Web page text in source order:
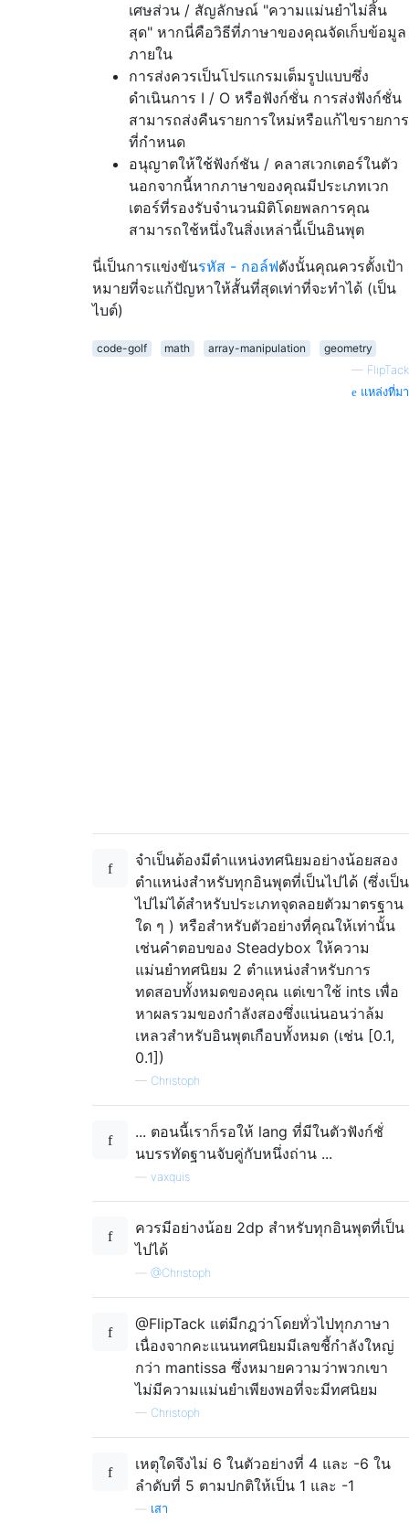
เศษส่วน / สัญลักษณ์ "ความแม่นยำไม่สิ้น
สุด" หากนี่คือวิธีที่ภาษาของคุณจัดเก็บข้อมูล
ภายใน
การส่งควรเป็นโปรแกรมเต็มรูปแบบซึ่ง
ดำเนินการ I / O หรือฟังก์ชั่น การส่งฟังก์ชั่น
สามารถส่งคืนรายการใหม่หรือแก้ไขรายการ
ที่กำหนด
อนุญาตให้ใช้ฟังก์ชัน / คลาสเวกเตอร์ในตัว
นอกจากนี้หากภาษาของคุณมีประเภทเวก
เตอร์ที่รองรับจำนวนมิติโดยพลการคุณ
สามารถใช้หนึ่งในสิ่งเหล่านี้เป็นอินพุต
นี่เป็นการแข่งขันรหัส - กอล์ฟดังนั้นคุณควรตั้งเป้า
หมายที่จะแก้ปัญหาให้สั้นที่สุดเท่าที่จะทำได้ (เป็น
ไบต์)
code-golf math array-manipulation
geometry
— FlipTack
แหล่งที่มา
จำเป็นต้องมีตำแหน่งทศนิยมอย่างน้อยสอง
ตำแหน่งสำหรับทุกอินพุตที่เป็นไปได้ (ซึ่งเป็น
ไปไม่ได้สำหรับประเภทจุดลอยตัวมาตรฐาน
ใด ๆ ) หรือสำหรับตัวอย่างที่คุณให้เท่านั้น
เช่นคำตอบของ Steadybox ให้ความ
แม่นยำทศนิยม 2 ตำแหน่งสำหรับการ
ทดสอบทั้งหมดของคุณ แต่เขาใช้ ints เพื่อ
หาผลรวมของกำลังสองซึ่งแน่นอนว่าล้ม
เหลวสำหรับอินพุตเกือบทั้งหมด (เช่น [0.1,
0.1])
— Christoph
... ตอนนี้เราก็รอให้ lang ที่มีในตัวฟังก์ชั่
นบรรทัดฐานจับคู่กับหนึ่งถ่าน ...
vaxquis
ควรมีอย่างน้อย 2dp สำหรับทุกอินพุตที่เป็น
ไปได้
@Christoph
@FlipTack แต่มีกฎว่าโดยทั่วไปทุกภาษา
เนื่องจากคะแนนทศนิยมมีเลขชี้กำลังใหญ่
กว่า mantissa ซึ่งหมายความว่าพวกเขา
ไม่มีความแม่นยำเพียงพอที่จะมีทศนิยม
— Christoph
เหตุใดจึงไม่ 6 ในตัวอย่างที่ 4 และ -6 ใน
ลำดับที่ 5 ตามปกติให้เป็น 1 และ -1
เสา